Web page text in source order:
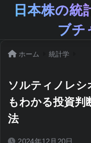
日本株の統
ブチ
ホーム 統計学
ソルティノレシ
もわかる投資判
法
2024年12月20日